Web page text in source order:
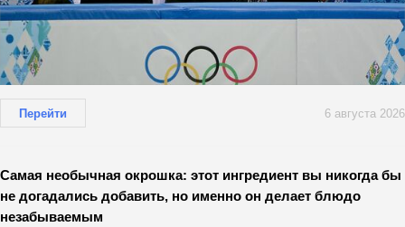
Перейти 6 августа 2026
Самая необычная окрошка: этот ингредиент вы никогда бы
не догадались добавить, но именно он делает блюдо
незабываемым